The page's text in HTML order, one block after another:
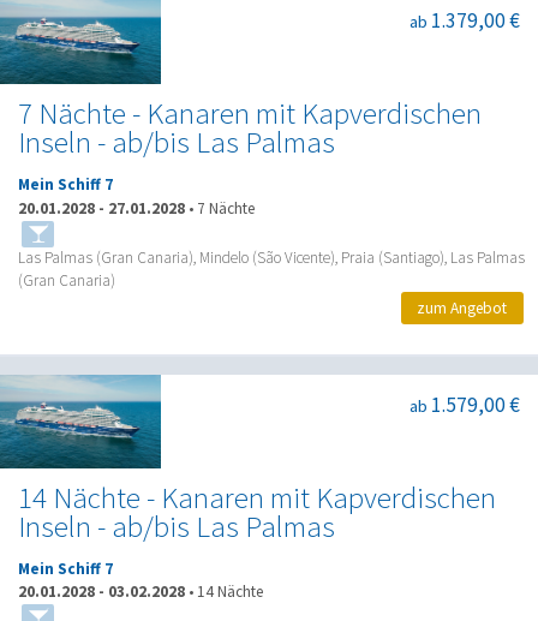
7 Nächte - Kanaren mit Kapverdischen
Inseln - ab/bis Las Palmas
ab 1.379,00 €
Mein Schiff 7
20.01.2028 - 27.01.2028 • 7 Nächte
Las Palmas (Gran Canaria), Mindelo (São Vicente), Praia (Santiago), Las Palmas
(Gran Canaria)
zum Angebot
14 Nächte - Kanaren mit Kapverdischen
Inseln - ab/bis Las Palmas
ab 1.579,00 €
Mein Schiff 7
20.01.2028 - 03.02.2028 • 14 Nächte